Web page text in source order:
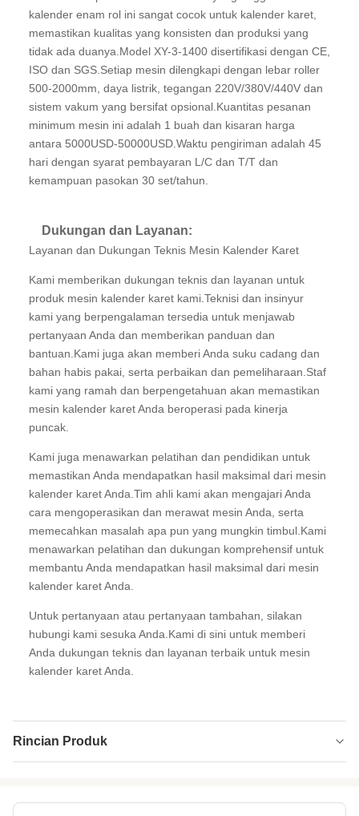
kalender enam rol ini sangat cocok untuk kalender karet,
memastikan kualitas yang konsisten dan produksi yang
tidak ada duanya.Model XY-3-1400 disertifikasi dengan CE,
ISO dan SGS.Setiap mesin dilengkapi dengan lebar roller
500-2000mm, daya listrik, tegangan 220V/380V/440V dan
sistem vakum yang bersifat opsional.Kuantitas pesanan
minimum mesin ini adalah 1 buah dan kisaran harga
antara 5000USD-50000USD.Waktu pengiriman adalah 45
hari dengan syarat pembayaran L/C dan T/T dan
kemampuan pasokan 30 set/tahun.
Dukungan dan Layanan:
Layanan dan Dukungan Teknis Mesin Kalender Karet
Kami memberikan dukungan teknis dan layanan untuk
produk mesin kalender karet kami.Teknisi dan insinyur
kami yang berpengalaman tersedia untuk menjawab
pertanyaan Anda dan memberikan panduan dan
bantuan.Kami juga akan memberi Anda suku cadang dan
bahan habis pakai, serta perbaikan dan pemeliharaan.Staf
kami yang ramah dan berpengetahuan akan memastikan
mesin kalender karet Anda beroperasi pada kinerja
puncak.
Kami juga menawarkan pelatihan dan pendidikan untuk
memastikan Anda mendapatkan hasil maksimal dari mesin
kalender karet Anda.Tim ahli kami akan mengajari Anda
cara mengoperasikan dan merawat mesin Anda, serta
memecahkan masalah apa pun yang mungkin timbul.Kami
menawarkan pelatihan dan dukungan komprehensif untuk
membantu Anda mendapatkan hasil maksimal dari mesin
kalender karet Anda.
Untuk pertanyaan atau pertanyaan tambahan, silakan
hubungi kami sesuka Anda.Kami di sini untuk memberi
Anda dukungan teknis dan layanan terbaik untuk mesin
kalender karet Anda.
Rincian Produk
Roller Width: 500-2000mm